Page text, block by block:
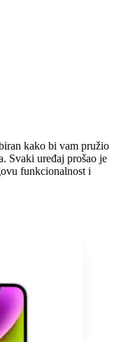
kako bi vam pružio
Svaki uređaj prošao je
funkcionalnost i